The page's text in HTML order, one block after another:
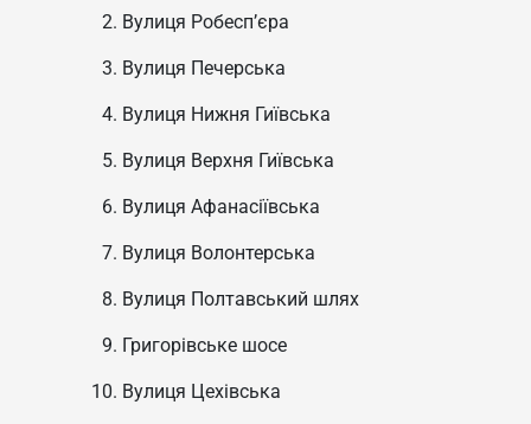
Вулиця Робесп’єра
Вулиця Печерська
Вулиця Нижня Гиївська
Вулиця Верхня Гиївська
Вулиця Афанасіївська
Вулиця Волонтерська
Вулиця Полтавський шлях
Григорівське шосе
Вулиця Цехівська